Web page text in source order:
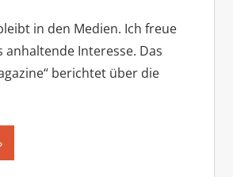
in den Medien. Ich freue
anhaltende Interesse. Das
berichtet über die